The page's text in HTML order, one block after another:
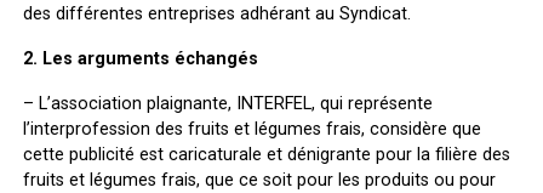
des différentes entreprises adhérant au Syndicat.
2. Les arguments échangés
– L’association plaignante, INTERFEL, qui représente
l’interprofession des fruits et légumes frais, considère que
cette publicité est caricaturale et dénigrante pour la filière des
fruits et légumes frais, que ce soit pour les produits ou pour